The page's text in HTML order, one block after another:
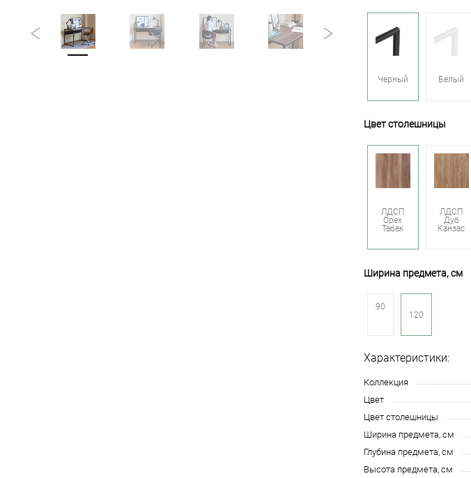
Черный Белый
Цвет столешницы
ЛДСП
Орех
Табак
ЛДСП
Дуб
Канзас
Ширина предмета, см
90
120
Характеристики:
Коллекция
Цвет
Цвет столешницы
Ширина предмета, см
Глубина предмета, см
Высота предмета, см